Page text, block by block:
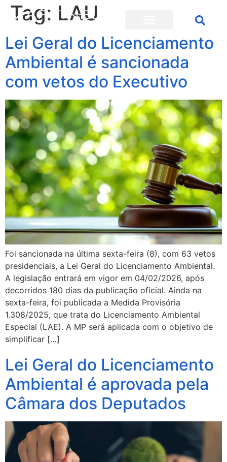
Tag: LAU
Lei Geral do Licenciamento
Ambiental é sancionada
com vetos do Executivo
Foi sancionada na última sexta-feira (8), com 63 vetos
presidenciais, a Lei Geral do Licenciamento Ambiental.
A legislação entrará em vigor em 04/02/2026, após
decorridos 180 dias da publicação oficial. Ainda na
sexta-feira, foi publicada a Medida Provisória
1.308/2025, que trata do Licenciamento Ambiental
Especial (LAE). A MP será aplicada com o objetivo de
simplificar […]
Lei Geral do Licenciamento
Ambiental é aprovada pela
Câmara dos Deputados